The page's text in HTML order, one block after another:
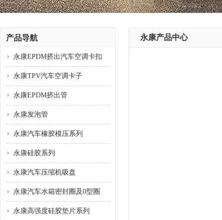
产品导航
永康EPDM挤出汽车空调卡扣
永康TPV汽车空调卡子
永康EPDM挤出管
永康发泡管
永康汽车橡胶模压系列
永康硅胶系列
永康汽车压缩机吸盘
永康汽车水箱密封圈及0型圈
永康高强度硅胶垫片系列
永康产品中心